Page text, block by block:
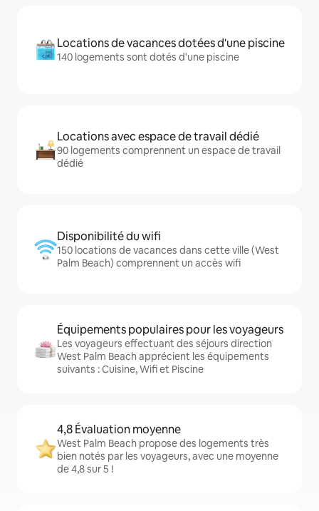
Locations de vacances dotées d'une piscine
140 logements sont dotés d'une piscine
Locations avec espace de travail dédié
90 logements comprennent un espace de travail
dédié
Disponibilité du wifi
150 locations de vacances dans cette ville (West
Palm Beach) comprennent un accès wifi
Équipements populaires pour les voyageurs
Les voyageurs effectuant des séjours direction
West Palm Beach apprécient les équipements
suivants : Cuisine, Wifi et Piscine
4,8 Évaluation moyenne
West Palm Beach propose des logements très
bien notés par les voyageurs, avec une moyenne
de 4,8 sur 5 !